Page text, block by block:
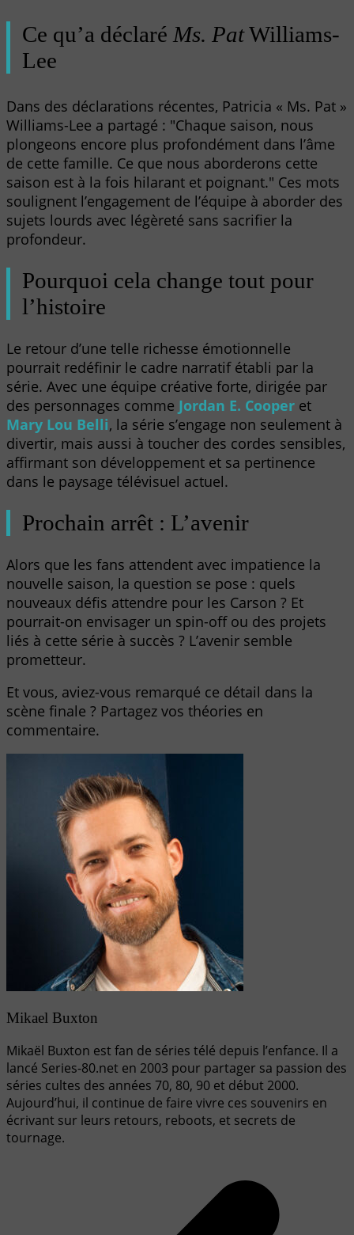
Ce qu’a déclaré Ms. PatWilliams-
Lee
Dans des déclarations récentes, Patricia « Ms. Pat »
Williams-Lee a partagé : "Chaque saison, nous
plongeons encore plus profondément dans l’âme
de cette famille. Ce que nous aborderons cette
saison est à la fois hilarant et poignant." Ces mots
soulignent l’engagement de l’équipe à aborder des
sujets lourds avec légèreté sans sacrifier la
profondeur.
Pourquoi cela change tout pour
l’histoire
Le retour d’une telle richesse émotionnelle
pourrait redéfinir le cadre narratif établi par la
série. Avec une équipe créative forte, dirigée par
des personnages comme Jordan E. Cooper et
Mary Lou Belli, la série s’engage non seulement à
divertir, mais aussi à toucher des cordes sensibles,
affirmant son développement et sa pertinence
dans le paysage télévisuel actuel.
Prochain arrêt : L’avenir
Alors que les fans attendent avec impatience la
nouvelle saison, la question se pose : quels
nouveaux défis attendre pour les Carson ? Et
pourrait-on envisager un spin-off ou des projets
liés à cette série à succès ? L’avenir semble
prometteur.
Et vous, aviez-vous remarqué ce détail dans la
scène finale ? Partagez vos théories en
commentaire.
Mikael Buxton
Mikaël Buxton est fan de séries télé depuis l’enfance. Il a
lancé Series-80.net en 2003 pour partager sa passion des
séries cultes des années 70, 80, 90 et début 2000.
Aujourd’hui, il continue de faire vivre ces souvenirs en
écrivant sur leurs retours, reboots, et secrets de
tournage.